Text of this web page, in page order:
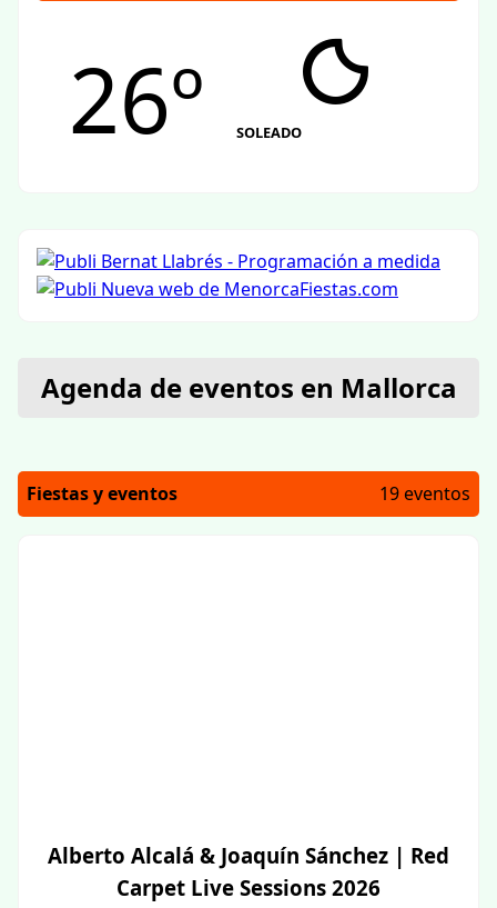
26º SOLEADO
Agenda de eventos en Mallorca
Fiestas y eventos 19 eventos
Alberto Alcalá & Joaquín Sánchez | Red
Carpet Live Sessions 2026